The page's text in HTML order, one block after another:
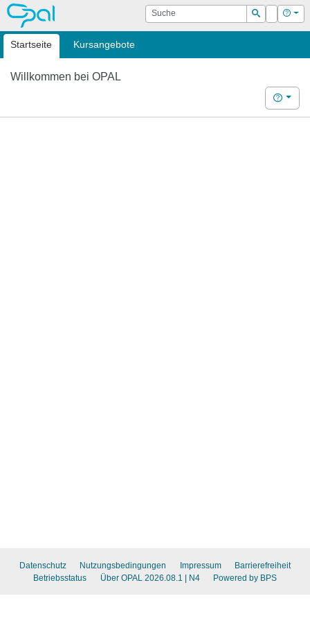
OPAL Suche
Suchen
Login Hilfe
Startseite Kursangebote
Willkommen bei OPAL
Hilfe
Datenschutz Nutzungsbedingungen Impressum
Barrierefreiheit
Betriebsstatus
Über OPAL 2026.08.1 | N4 Powered by BPS